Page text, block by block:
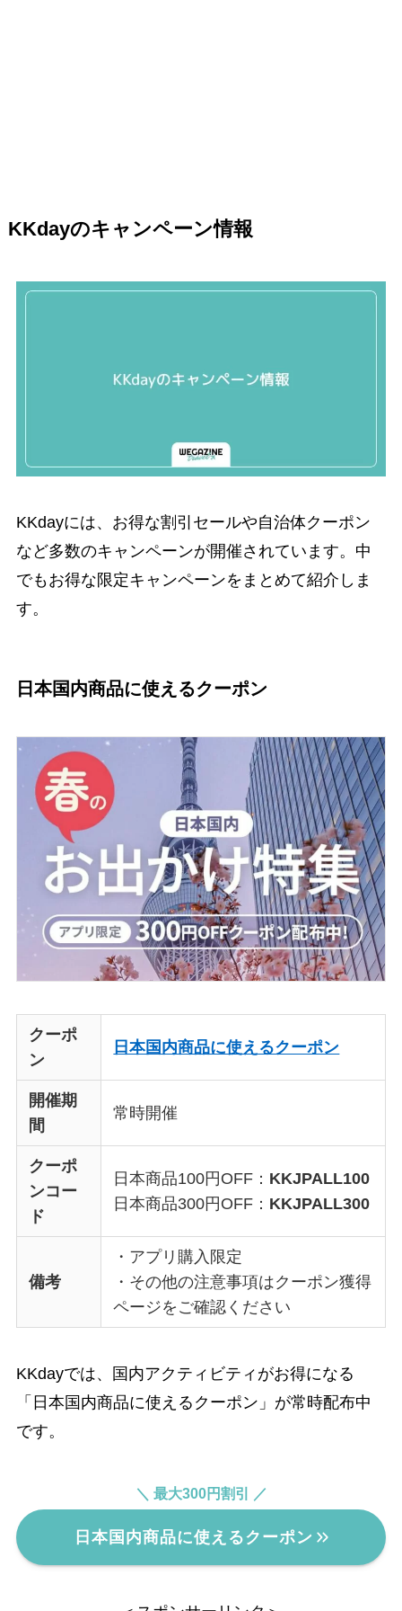
KKdayのキャンペーン情報
KKdayには、お得な割引セールや自治体クーポン
など多数のキャンペーンが開催されています。中
でもお得な限定キャンペーンをまとめて紹介しま
す。
日本国内商品に使えるクーポン
クーポ
ン
日本国内商品に使えるクーポン
開催期
間
常時開催
クーポ
ンコー
ド
日本商品100円OFF： KKJPALL100
日本商品300円OFF： KKJPALL300
備考
・アプリ購入限定
・その他の注意事項はクーポン獲得
ページをご確認ください
KKdayでは、国内アクティビティがお得になる
「日本国内商品に使えるクーポン」が常時配布中
です。
＼ 最大300円割引 ／
日本国内商品に使えるクーポン